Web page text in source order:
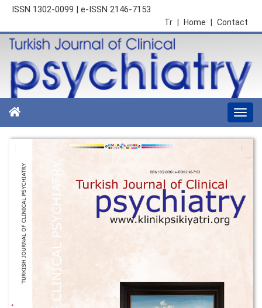
ISSN 1302-0099 | e-ISSN 2146-7153
Contact
Home
Tr